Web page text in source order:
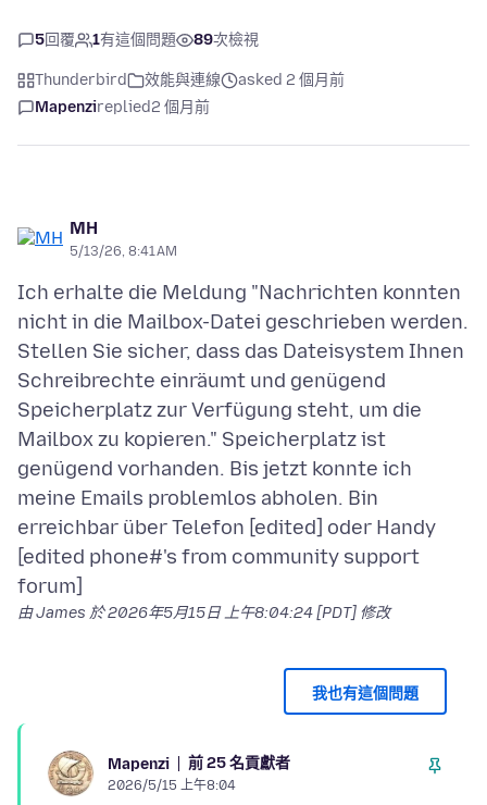
5回覆 1有這個問題 89次檢視
Thunderbird 效能與連線
asked 2 個月前
Mapenzireplied2 個月前
MH
5/13/26, 8:41 AM
Ich erhalte die Meldung "Nachrichten konnten
nicht in die Mailbox-Datei geschrieben werden.
Stellen Sie sicher, dass das Dateisystem Ihnen
Schreibrechte einräumt und genügend
Speicherplatz zur Verfügung steht, um die
Mailbox zu kopieren." Speicherplatz ist
genügend vorhanden. Bis jetzt konnte ich
meine Emails problemlos abholen. Bin
erreichbar über Telefon [edited] oder Handy
[edited phone#'s from community support
由 James 於2026年5月15日 上午8:04:24 [PDT] 修改
我也有這個問題
Mapenzi 前 25 名貢獻者
2026/5/15 上午8:04